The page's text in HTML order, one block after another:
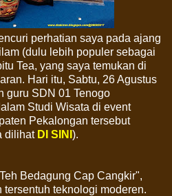
perhatian saya pada ajang
(dulu lebih populer sebagai
Tea, yang saya temukan di
Hari itu, Sabtu, 26 Agustus
guru SDN 01 Tenogo
Studi Wisata di event
Pekalongan tersebut
dilihat DI SINI ).
Bedagung Cap Cangkir",
tersentuh teknologi moderen.